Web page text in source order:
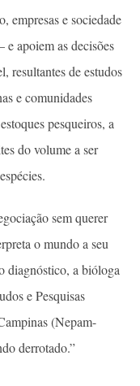
empresas e sociedade
apoiem as decisões
resultantes de estudos
e comunidades
pesqueiros, a
do volume a ser
sem querer
o mundo a seu
diagnóstico, a bióloga
e Pesquisas
(Nepam-
derrotado.”